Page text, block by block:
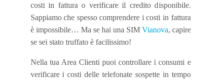
costi in fattura o verificare il credito disponibile.
Sappiamo che spesso comprendere i costi in fattura
è impossibile… Ma se hai una SIM Vianova, capire
se sei stato truffato è facilissimo!
Nella tua Area Clienti puoi controllare i consumi e
verificare i costi delle telefonate sospette in tempo